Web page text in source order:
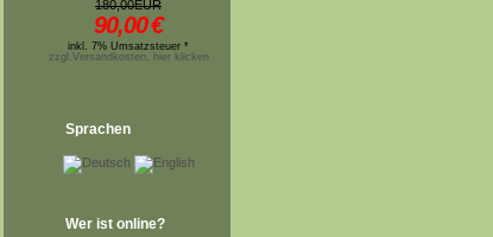
180,00EUR
90,00€
inkl. 7% Umsatzsteuer *
zzgl.Versandkosten, hier klicken
Sprachen
Wer ist online?